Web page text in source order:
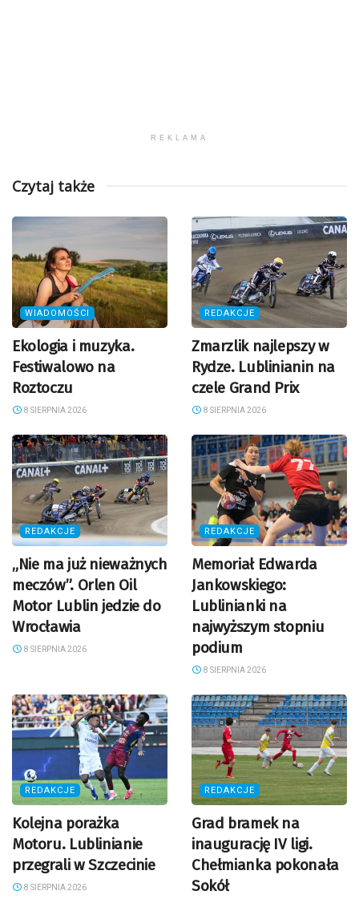
REKLAMA
Czytaj także
WIADOMOŚCI
Ekologia i muzyka.
Festiwalowo na
Roztoczu
8 SIERPNIA 2026
REDAKCJE
Zmarzlik najlepszy w
Rydze. Lublinianin na
czele Grand Prix
8 SIERPNIA 2026
REDAKCJE
„Nie ma już nieważnych
meczów”. Orlen Oil
Motor Lublin jedzie do
Wrocławia
8 SIERPNIA 2026
REDAKCJE
Memoriał Edwarda
Jankowskiego:
Lublinianki na
najwyższym stopniu
podium
8 SIERPNIA 2026
REDAKCJE
Kolejna porażka
Motoru. Lublinianie
przegrali w Szczecinie
8 SIERPNIA 2026
REDAKCJE
Grad bramek na
inaugurację IV ligi.
Chełmianka pokonała
Sokół